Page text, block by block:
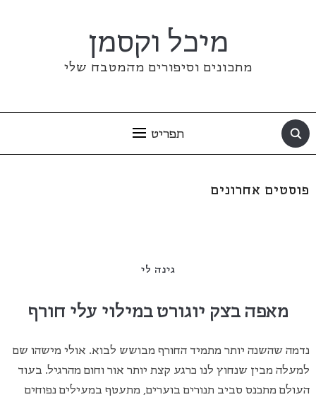
מיכל וקסמן
מתכונים וסיפורים מהמטבח שלי
תפריט
פוסטים אחרונים
גינה לי
מאפה בצק יוגורט במילוי עלי חורף
נדמה שהשנה יותר מתמיד החורף מבושש לבוא. אולי מישהו שם
למעלה מבין שנחוץ לנו כרגע קצת יותר אור וחום מהרגיל. בעוד
העולם מתכנס סביב תנורים בוערים, מתעטף במעילים נפוחים